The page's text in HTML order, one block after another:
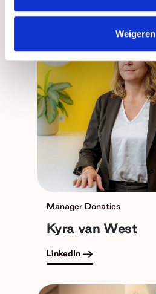
Weigeren
Manager Donaties
Kyra van West
LinkedIn